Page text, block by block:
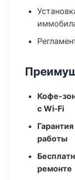
Кофе-
с Wi‑Fi
работы
ремонте